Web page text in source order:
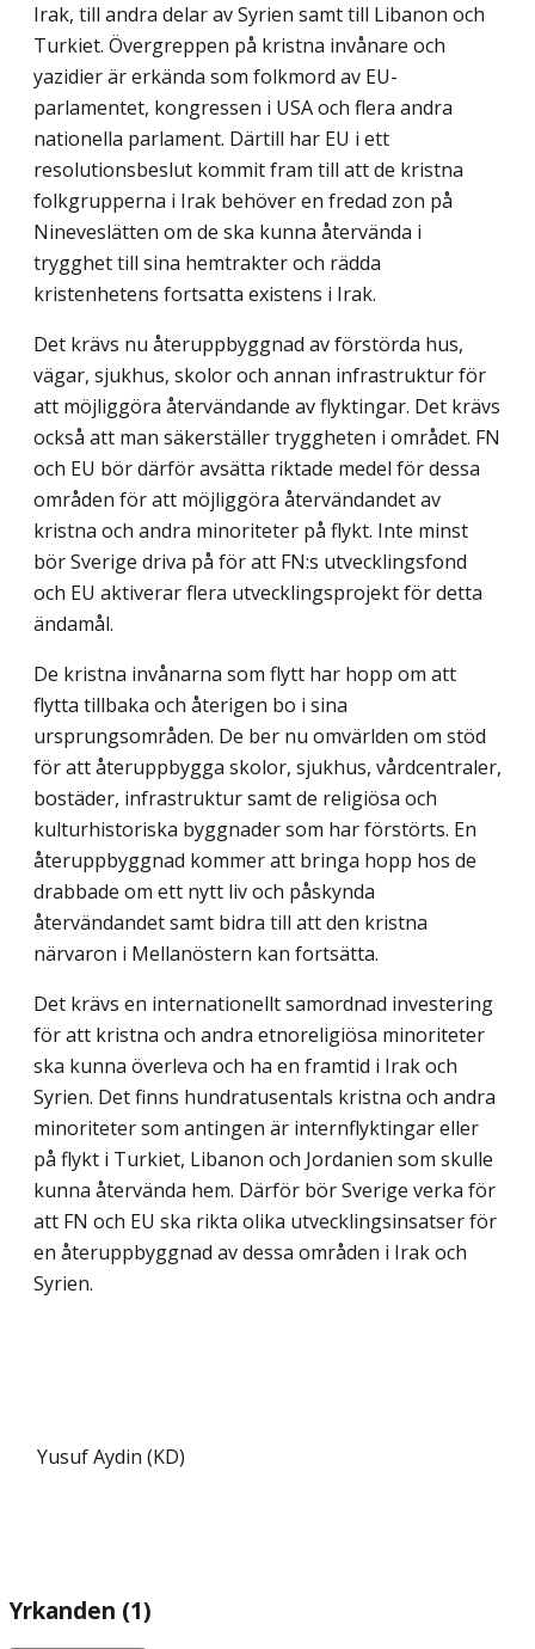
Irak, till andra delar av Syrien samt till Libanon och
Turkiet. Övergreppen på kristna invånare och
yazidier är erkända som folkmord av EU-
parlamentet, kongressen i USA och flera andra
nationella parlament. Därtill har EU i ett
resolutionsbeslut kommit fram till att de kristna
folkgrupperna i Irak behöver en fredad zon på
Nineveslätten om de ska kunna återvända i
trygghet till sina hemtrakter och rädda
kristenhetens fortsatta existens i Irak.
Det krävs nu återuppbyggnad av förstörda hus,
vägar, sjukhus, skolor och annan infra­struktur för
att möjliggöra återvändande av flyktingar. Det krävs
också att man säkerställer tryggheten i området. FN
och EU bör därför avsätta riktade medel för dessa
områden för att möjliggöra återvändandet av
kristna och andra minoriteter på flykt. Inte minst
bör Sverige driva på för att FN:s utvecklingsfond
och EU aktiverar flera utvecklingsprojekt för detta
ändamål.
De kristna invånarna som flytt har hopp om att
flytta tillbaka och återigen bo i sina
ursprungsområden. De ber nu omvärlden om stöd
för att återuppbygga skolor, sjukhus, vårdcentraler,
bostäder, infrastruktur samt de religiösa och
kulturhistoriska byggnader som har förstörts. En
återuppbyggnad kommer att bringa hopp hos de
drabbade om ett nytt liv och påskynda
återvändandet samt bidra till att den kristna
närvaron i Mellanöstern kan fortsätta.
Det krävs en internationellt samordnad investering
för att kristna och andra etno­religiösa minoriteter
ska kunna överleva och ha en framtid i Irak och
Syrien. Det finns hundratusentals kristna och andra
minoriteter som antingen är internflyktingar eller
på flykt i Turkiet, Libanon och Jordanien som skulle
kunna återvända hem. Därför bör Sverige verka för
att FN och EU ska rikta olika utvecklingsinsatser för
en återuppbyggnad av dessa områden i Irak och
Syrien.
Yusuf Aydin (KD)
Yrkanden (1)